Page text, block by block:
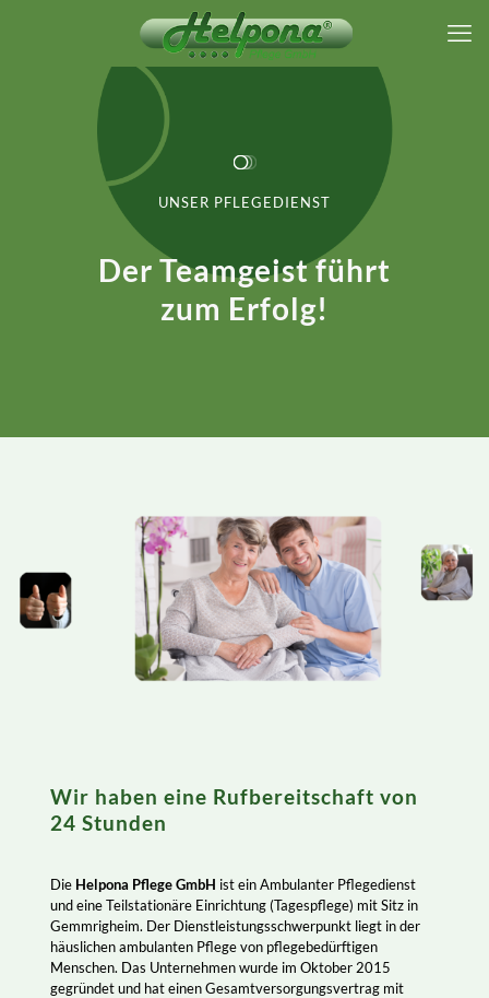
UNSER PFLEGEDIENST
Der Teamgeist führt
zum Erfolg!
Wir haben eine Rufbereitschaft von
24 Stunden
Die Helpona Pflege GmbH ist ein Ambulanter Pflegedienst
und eine Teilstationäre Einrichtung (Tagespflege) mit Sitz in
Gemmrigheim. Der Dienstleistungsschwerpunkt liegt in der
häuslichen ambulanten Pflege von pflegebedürftigen
Menschen. Das Unternehmen wurde im Oktober 2015
gegründet und hat einen Gesamtversorgungsvertrag mit